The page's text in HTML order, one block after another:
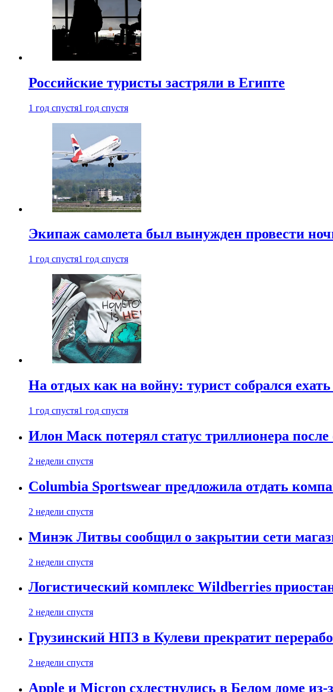
Российские туристы застряли в Египте
1 год спустя1 год спустя
Экипаж самолета был вынужден провести
1 год спустя1 год спустя
На отдых как на войну: турист собрался
1 год спустя1 год спустя
Илон Маск потерял статус триллионера
2 недели спустя
Columbia Sportswear предложила отдать
2 недели спустя
Минэк Литвы сообщил о закрытии сети
2 недели спустя
Логистический комплекс Wildberries
2 недели спустя
Грузинский НПЗ в Кулеви прекратит
2 недели спустя
Apple и Micron схлестнулись в Белом доме из-